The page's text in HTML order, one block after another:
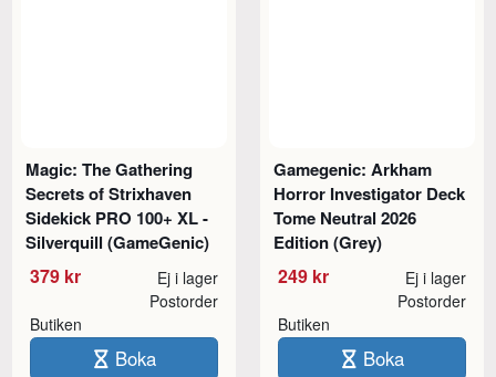
Magic: The Gathering
Secrets of Strixhaven
Sidekick PRO 100+ XL -
Silverquill (GameGenic)
379 kr Ej i lager
Butiken
Postorder
Boka
Gamegenic: Arkham
Horror Investigator Deck
Tome Neutral 2026
Edition (Grey)
249 kr Ej i lager
Butiken
Postorder
Boka